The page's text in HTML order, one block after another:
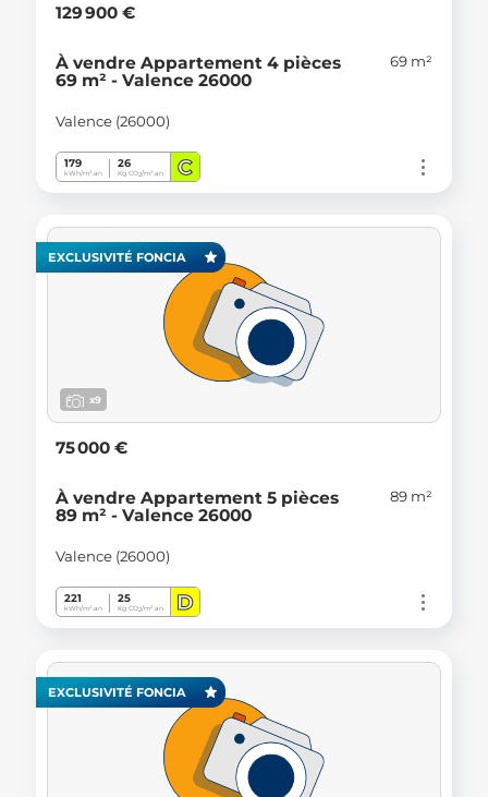
129 900 €
À vendre Appartement 4 pièces
69 m² - Valence 26000
69 m²
Valence (26000)
179
kWh/m².an
26
Kg CO2/m².an C
EXCLUSIVITÉ FONCIA
x9
75 000 €
À vendre Appartement 5 pièces
89 m² - Valence 26000
89 m²
Valence (26000)
221
kWh/m².an
25
Kg CO2/m².an D
EXCLUSIVITÉ FONCIA